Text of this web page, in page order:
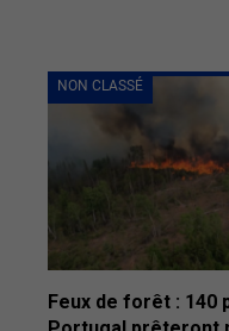
NON CLASSÉ
Feux de forêt : 140